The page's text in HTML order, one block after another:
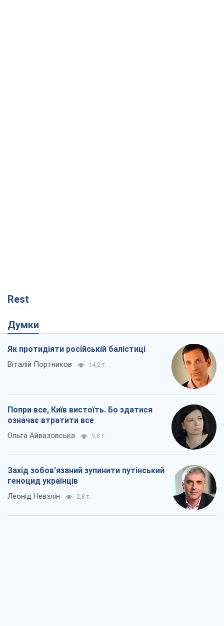
Rest
Думки
Як протидіяти російській балістиці
Віталій Портников 14,2 т.
Попри все, Київ вистоїть. Бо здатися
означає втратити все
Ольга Айвазовська 9,8 т.
Захід зобов'язаний зупинити путінський
геноцид українців
Леонід Невзлін 2,8 т.